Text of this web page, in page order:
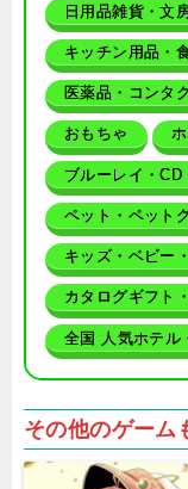
日用品雑貨・文
キッチン用品・
医薬品・コンタ
おもちゃ
ブルーレイ・CD
ペット・ペット
キッズ・ベビー
カタログギフト
全国 人気ホテル
その他のゲーム